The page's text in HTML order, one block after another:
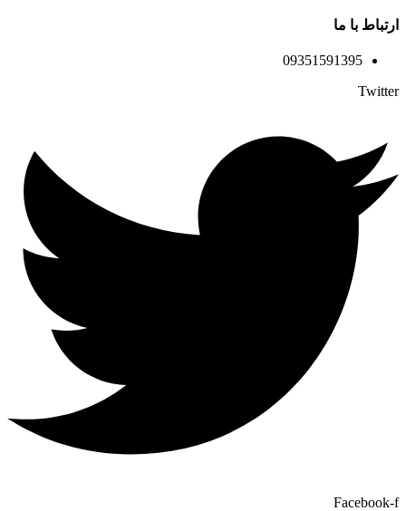
ارتباط با ما
09351591395
Twitter
Facebook-f